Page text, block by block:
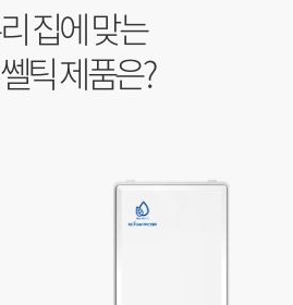
집에 맞는
틱 제품은?